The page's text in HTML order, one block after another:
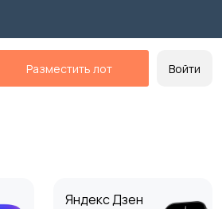
Разместить лот Войти
Яндекс Дзен